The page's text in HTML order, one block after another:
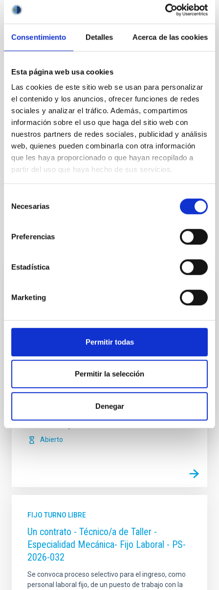
Consentimiento Detalles Acerca de las cookies
Esta página web usa cookies
Las cookies de este sitio web se usan para personalizar
el contenido y los anuncios, ofrecer funciones de redes
sociales y analizar el tráfico. Además, compartimos
información sobre el uso que haga del sitio web con
nuestros partners de redes sociales, publicidad y análisis
web, quienes pueden combinarla con otra información
que les haya proporcionado o que hayan recopilado a
partir del uso que haya hecho de sus servicios.
Necesarias
Preferencias
Estadística
Marketing
Permitir todas
Permitir la selección
Denegar
PS-2026-010 BASES CONVOCATORIA
ANEXO III SOLICITUD
Dos contratos - Ingeniería Especialidad
contrato laboral de duración indefinida (Artículo 23bis
sistema general de acceso libre y que tendrá, entre
mecánica del proyecto sistema
Abierto
FIJO TURNO LIBRE
Un contrato - Técnico/a de Taller -
Especialidad Mecánica- Fijo Laboral - PS-
2026-032
Se convoca proceso selectivo para el ingreso, como
personal laboral fijo, de un puesto de trabajo con la